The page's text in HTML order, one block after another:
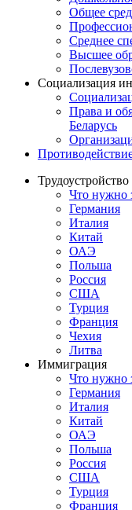
Общее
Среднее
Высшее
Социализация
Права и
Беларусь
Трудоустройство
Что нужно
Германия
Италия
Китай
ОАЭ
Польша
Россия
США
Турция
Франция
Чехия
Литва
Иммиграция
Что нужно
Германия
Италия
Китай
ОАЭ
Польша
Россия
США
Турция
Франция